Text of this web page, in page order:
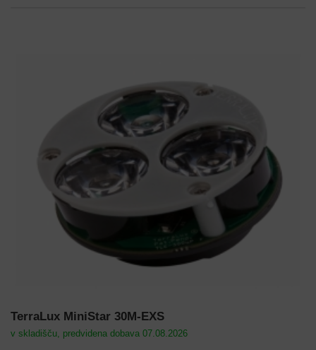
TerraLux MiniStar 30M-EXS
v skladišču, predvidena dobava 07.08.2026